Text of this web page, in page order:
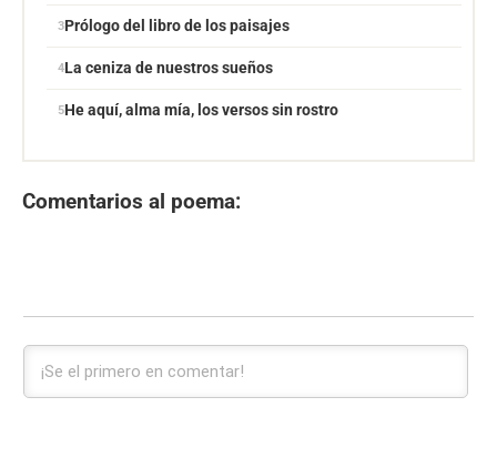
Prólogo del libro de los paisajes
La ceniza de nuestros sueños
He aquí, alma mía, los versos sin rostro
Comentarios al poema: